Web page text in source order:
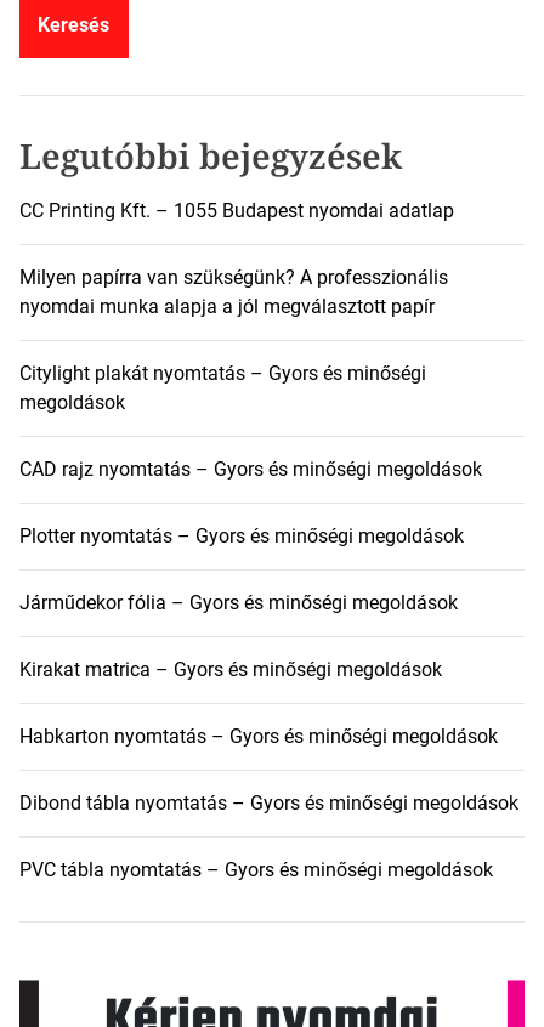
Legutóbbi bejegyzések
CC Printing Kft. – 1055 Budapest nyomdai adatlap
Milyen papírra van szükségünk? A professzionális
nyomdai munka alapja a jól megválasztott papír
Citylight plakát nyomtatás – Gyors és minőségi
megoldások
CAD rajz nyomtatás – Gyors és minőségi megoldások
Plotter nyomtatás – Gyors és minőségi megoldások
Járműdekor fólia – Gyors és minőségi megoldások
Kirakat matrica – Gyors és minőségi megoldások
Habkarton nyomtatás – Gyors és minőségi megoldások
Dibond tábla nyomtatás – Gyors és minőségi megoldások
PVC tábla nyomtatás – Gyors és minőségi megoldások